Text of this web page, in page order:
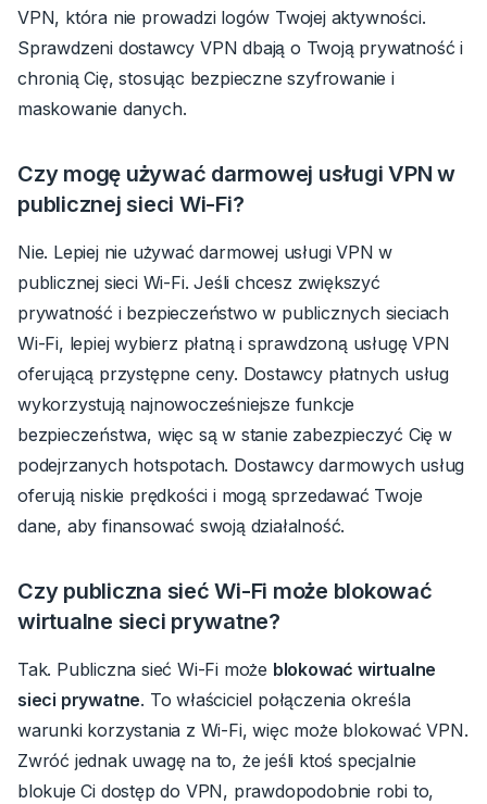
VPN, która nie prowadzi logów Twojej aktywności.
Sprawdzeni dostawcy VPN dbają o Twoją prywatność i
chronią Cię, stosując bezpieczne szyfrowanie i
maskowanie danych.
Czy mogę używać darmowej usługi VPN w
publicznej sieci Wi-Fi?
Nie. Lepiej nie używać darmowej usługi VPN w
publicznej sieci Wi-Fi. Jeśli chcesz zwiększyć
prywatność i bezpieczeństwo w publicznych sieciach
Wi-Fi, lepiej wybierz płatną i sprawdzoną usługę VPN
oferującą przystępne ceny. Dostawcy płatnych usług
wykorzystują najnowocześniejsze funkcje
bezpieczeństwa, więc są w stanie zabezpieczyć Cię w
podejrzanych hotspotach. Dostawcy darmowych usług
oferują niskie prędkości i mogą sprzedawać Twoje
dane, aby finansować swoją działalność.
Czy publiczna sieć Wi-Fi może blokować
wirtualne sieci prywatne?
Tak. Publiczna sieć Wi-Fi może blokować wirtualne
sieci prywatne. To właściciel połączenia określa
warunki korzystania z Wi-Fi, więc może blokować VPN.
Zwróć jednak uwagę na to, że jeśli ktoś specjalnie
blokuje Ci dostęp do VPN, prawdopodobnie robi to,